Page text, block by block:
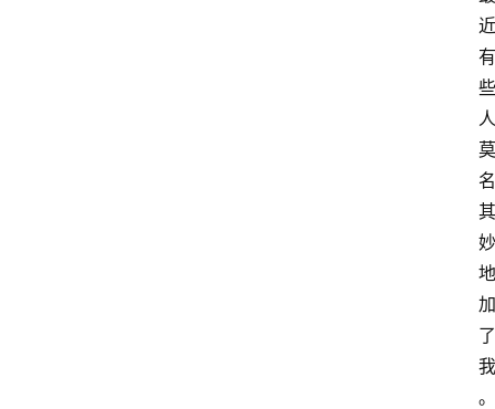
近
有
些
人
莫
名
其
妙
地
加
了
我
。